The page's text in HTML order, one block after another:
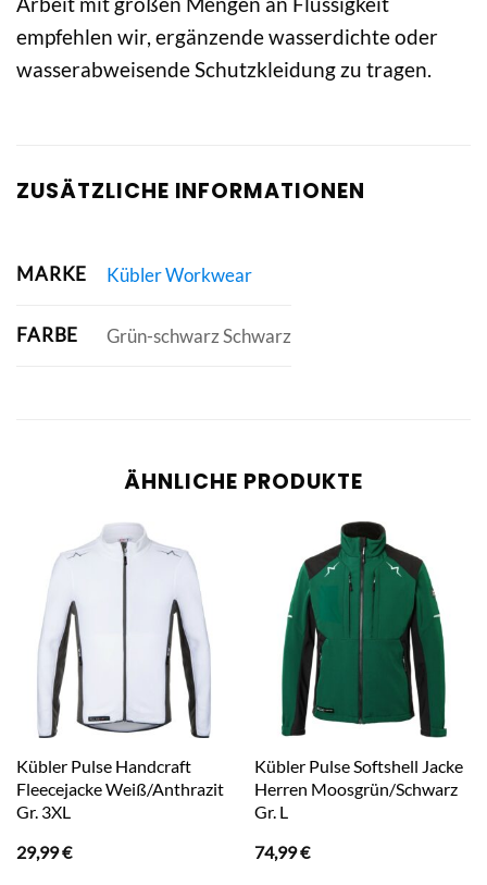
empfehlen wir, ergänzende wasserdichte oder
wasserabweisende Schutzkleidung zu tragen.
ZUSÄTZLICHE INFORMATIONEN
MARKE Kübler Workwear
FARBE Grün-schwarz Schwarz
ÄHNLICHE PRODUKTE
Kübler Pulse Handcraft
Fleecejacke Weiß/Anthrazit
Gr. 3XL
29,99€
Kübler Pulse Softshell Jacke
Herren Moosgrün/Schwarz
Gr. L
74,99€